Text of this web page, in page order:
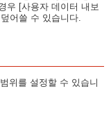
우 [사용자 데이터 내보
어쓸 수 있습니다.
위를 설정할 수 있습니